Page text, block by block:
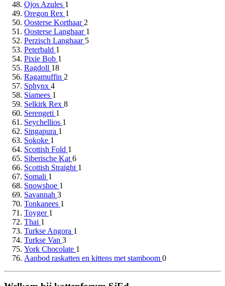
Ojos Azules 1
Oregon Rex 1
Oosterse Korthaar 2
Oosterse Langhaar 1
Perzisch Langhaar 5
Peterbald 1
Pixie Bob 1
Ragdoll 18
Ragamuffin 2
Sphynx 4
Siamees 1
Selkirk Rex 8
Serengeti 1
Seychellios 1
Singapura 1
Sokoke 1
Scottish Fold 1
Siberische Kat 6
Scottish Straight 1
Somali 1
Snowshoe 1
Savannah 3
Tonkanees 1
Toyger 1
Thai 1
Turkse Angora 1
Turkse Van 3
York Chocolate 1
Aanbod raskatten en kittens met stamboom 0